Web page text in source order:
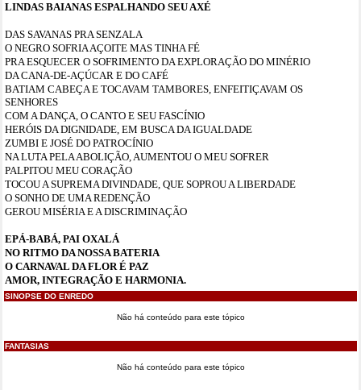
LINDAS BAIANAS ESPALHANDO SEU AXÉ
DAS SAVANAS PRA SENZALA
O NEGRO SOFRIA AÇOITE MAS TINHA FÉ
PRA ESQUECER O SOFRIMENTO DA EXPLORAÇÃO DO MINÉRIO
DA CANA-DE-AÇÚCAR E DO CAFÉ
BATIAM CABEÇA E TOCAVAM TAMBORES, ENFEITIÇAVAM OS
SENHORES
COM A DANÇA, O CANTO E SEU FASCÍNIO
HERÓIS DA DIGNIDADE, EM BUSCA DA IGUALDADE
ZUMBI E JOSÉ DO PATROCÍNIO
NA LUTA PELA ABOLIÇÃO, AUMENTOU O MEU SOFRER
PALPITOU MEU CORAÇÃO
TOCOU A SUPREMA DIVINDADE, QUE SOPROU A LIBERDADE
O SONHO DE UMA REDENÇÃO
GEROU MISÉRIA E A DISCRIMINAÇÃO
EPÁ-BABÁ, PAI OXALÁ
NO RITMO DA NOSSA BATERIA
O CARNAVAL DA FLOR É PAZ
AMOR, INTEGRAÇÃO E HARMONIA.
SINOPSE DO ENREDO
Não há conteúdo para este tópico
FANTASIAS
Não há conteúdo para este tópico